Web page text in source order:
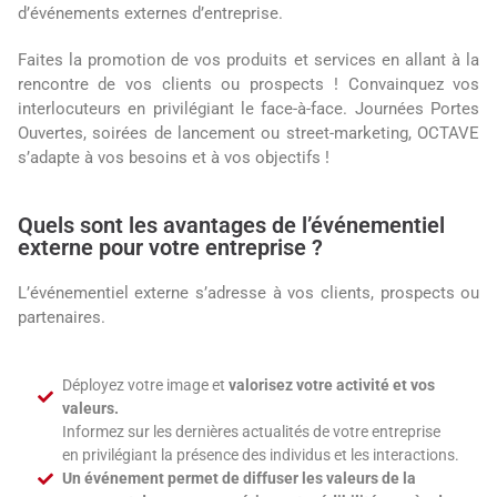
d’événements externes d’entreprise.
Faites la promotion de vos produits et services en allant à la
rencontre de vos clients ou prospects ! Convainquez vos
interlocuteurs en privilégiant le face-à-face. Journées Portes
Ouvertes, soirées de lancement ou street-marketing, OCTAVE
s’adapte à vos besoins et à vos objectifs !
Quels sont les avantages de l’événementiel
externe pour votre entreprise ?
L’événementiel externe s’adresse à vos clients, prospects ou
partenaires.
Déployez votre image etvalorisez votre activité et vos
valeurs.
Informez sur les dernières actualités de votre entreprise
en privilégiant la présence des individus et les interactions.
Un événement permet de diffuser les valeurs de la